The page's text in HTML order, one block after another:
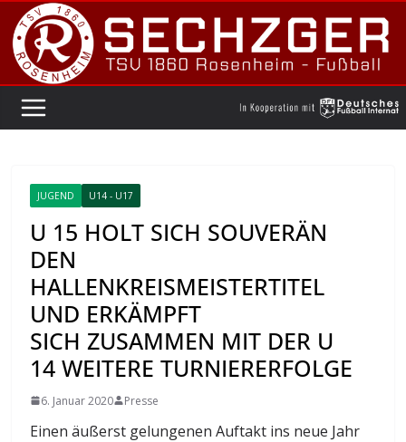
Zum
Inhalt
springen
JUGEND U14 - U17
U 15 HOLT SICH SOUVERÄN
DEN
HALLENKREISMEISTERTITEL
UND ERKÄMPFT
SICH ZUSAMMEN MIT DER U
14 WEITERE TURNIERERFOLGE
6. Januar 2020 Presse
Einen äußerst gelungenen Auftakt ins neue Jahr